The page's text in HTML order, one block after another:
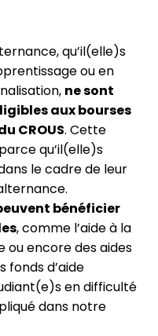
qu’il(elle)s
ou en
ne sont
aux bourses
CROUS. Cette
qu’il(elle)s
le cadre de leur
bénéficier
, comme l’aide à la
encore des aides
fonds d’aide
en difficulté
dans notre